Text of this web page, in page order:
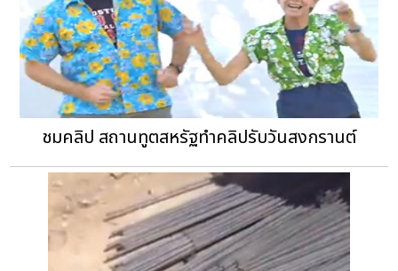
ชมคลิป สถานทูตสหรัฐทำคลิปรับวันสงกรานต์